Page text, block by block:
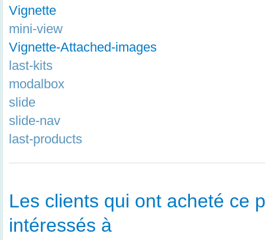
Vignette
mini-view
Vignette-Attached-images
last-kits
modalbox
slide
slide-nav
last-products
Les clients qui ont acheté ce
intéressés à